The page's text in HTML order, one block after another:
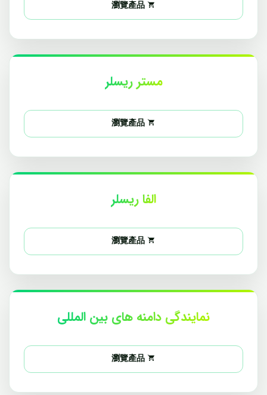
瀏覽產品
مستر ریسلر
瀏覽產品
الفا ریسلر
瀏覽產品
نمایندگی دامنه های بین المللی
瀏覽產品